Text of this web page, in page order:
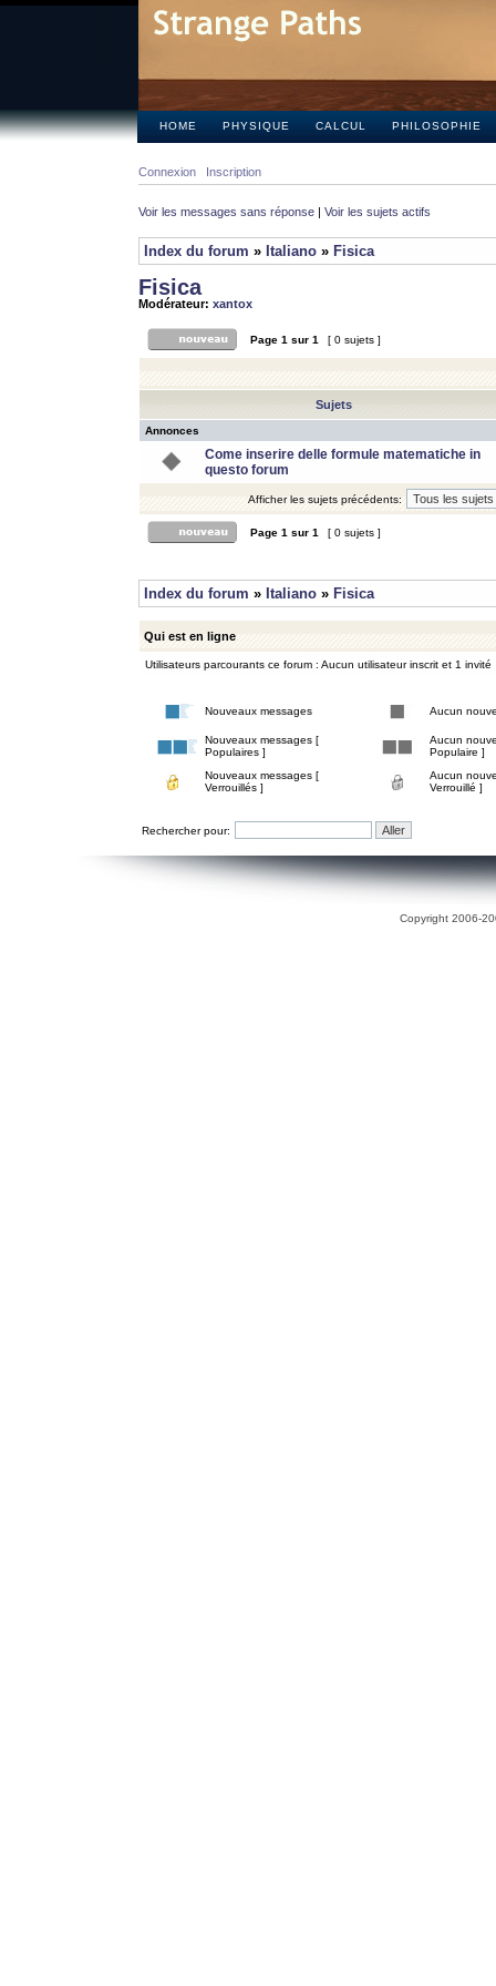
HOME PHYSIQUE CALCUL PHILOSOPHIE
Connexion Inscription
Voir les messages sans réponse | Voir les sujets actifs
Index du forum » Italiano » Fisica
Fisica
Modérateur: xantox
Page 1 sur 1 [ 0 sujets ]
Sujets
Annonces
Come inserire delle formule matematiche in
questo forum
Afficher les sujets précédents:
Page 1 sur 1 [ 0 sujets ]
Index du forum » Italiano » Fisica
Qui est en ligne
Utilisateurs parcourants ce forum : Aucun utilisateur inscrit et 1 invité
Nouveaux messages Aucun
Nouveaux messages [
Populaires ]
Aucun
Populaire ]
Nouveaux messages [
Verrouillés ]
Aucun
Verrouillé ]
Rechercher pour:
Copyright 2006-